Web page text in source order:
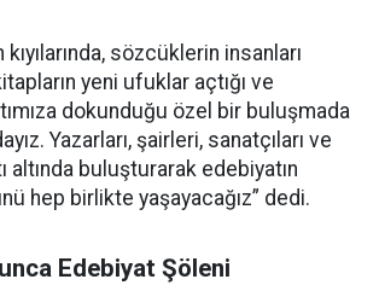
kıyılarında, sözcüklerin insanları
yeni ufuklar açtığı ve
dokunduğu özel bir buluşmada
Yazarları, şairleri, sanatçıları ve
altında buluşturarak edebiyatın
hep birlikte yaşayacağız” dedi.
Edebiyat Şöleni